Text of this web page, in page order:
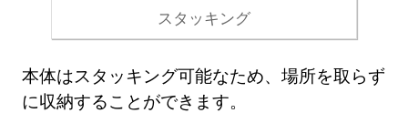
スタッキング
本体はスタッキング可能なため、場所を取らず
に収納することができます。